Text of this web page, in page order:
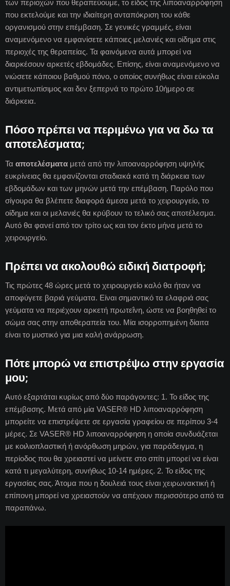
των περιοχών που θεραπεύουμε, το είδος της λιποαναρρόφηση
που εκτελούμε και την ιδιαίτερη ανταπόκριση του κάθε
οργανισμού στην επέμβαση. Σε γενικές γραμμές, είναι
αναμενόμενο να εμφανίσετε κάποιες μελανιές και οίδημα στις
περιοχές της θεραπείας. Τα φαινόμενα αυτά μπορεί να
διαρκέσουν αρκετές εβδομάδες. Επίσης, είναι αναμενόμενο να
νιώσετε κάποιου βαθμού πόνο, ο οποίος συνήθως είναι εύκολα
αντιμετωπίσιμος και δεν ξεπερνά το πρώτο 10ήμερο σε
διάρκεια.
Πόσο πρέπει να περιμένω για να δω τα
αποτελέσματα;
Τα αποτελέσματα μετά από την λιποαναρρόφηση υψηλής
ευκρίνειας θα εμφανίζονται σταδιακά κατά τη διάρκεια των
εβδομάδων και των μηνών μετά την επέμβαση. Παρόλο που
σίγουρα θα βλέπετε διαφορά άμεσα μετά το χειρουργείο, το
οίδημα και οι μελανιές θα κρύβουν το τελικό σας αποτέλεσμα.
Αυτό θα φανεί από τον τρίτο ως και τον έκτο μήνα μετά το
χειρουργείο.
Πρέπει να ακολουθώ ειδική διατροφή;
Τις πρώτες 48 ώρες μετά το χειρουργείο καλό θα ήταν να
αποφύγετε βαριά γεύματα. Είναι σημαντικό τα ελαφριά σας
γεύματα να περιέχουν αρκετή πρωτεΐνη, ώστε να βοηθηθεί το
σώμα σας στην αποθεραπεία του. Μία ισορροπημένη δίαιτα
είναι το μυστικό για μια καλή ανάρρωση.
Πότε μπορώ να επιστρέψω στην εργασία
μου;
Αυτό εξαρτάται κυρίως από δύο παράγοντες: 1. Το είδος της
επέμβασης. Μετά από μία VASER® HD λιποαναρρόφηση
μπορείτε να επιστρέψετε σε εργασία γραφείου σε περίπου 3-4
μέρες. Σε VASER® HD λιποαναρρόφηση η οποία συνδυάζεται
με κοιλιοπλαστική ή ανόρθωση μηρών, για παράδειγμα, η
περίοδος που θα χρειαστεί να μείνετε στο σπίτι μπορεί να είναι
κατά τι μεγαλύτερη, συνήθως 10-14 ημέρες. 2. Το είδος της
εργασίας σας. Άτομα που η δουλειά τους είναι χειρωνακτική ή
επίπονη μπορεί να χρειαστούν να απέχουν περισσότερο από τα
παραπάνω.